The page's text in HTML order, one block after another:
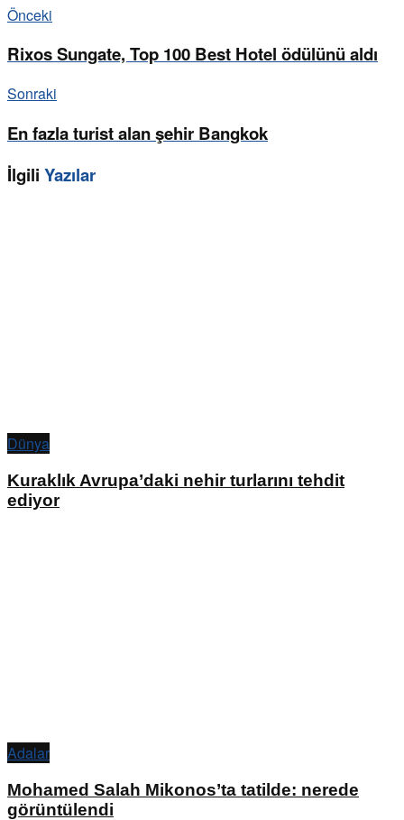
Önceki
Rixos Sungate, Top 100 Best Hotel ödülünü aldı
Sonraki
En fazla turist alan şehir Bangkok
İlgili Yazılar
Dünya
Kuraklık Avrupa’daki nehir turlarını tehdit
ediyor
Adalar
Mohamed Salah Mikonos’ta tatilde: nerede
görüntülendi